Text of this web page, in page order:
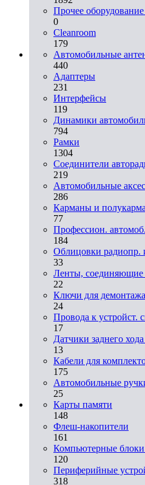
Прочее
0
Cleanroom
179
Автомобильные
440
Адаптеры
231
Интерфейсы
119
Динамики
794
Рамки
1304
Соединители
219
Автомобильные
286
Карманы и
77
Профессион.
184
Облицовки радиопр.
33
Ленты, соединяющие
22
Ключи для
24
Провода к устройст.
17
Датчики заднего
13
Кабели для
175
Автомобильные
25
Карты памяти
148
Флеш-накопители
161
Компьютерные
120
Периферийные
318